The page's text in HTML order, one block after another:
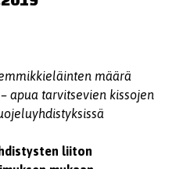
määrä
apua tarvitsevien kissojen
liiton